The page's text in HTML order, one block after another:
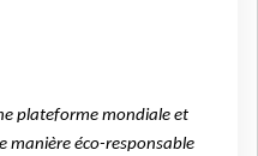
plateforme mondiale et
manière éco-responsable